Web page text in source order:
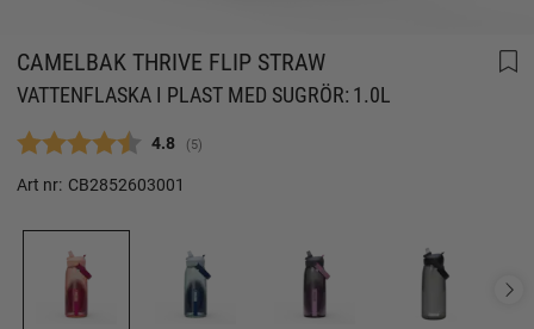
CAMELBAK THRIVE FLIP STRAW
VATTENFLASKA I PLAST MED SUGRÖR: 1.0L
Snittbetyg:
4.8 (röster:
5)
Art nr: CB2852603001